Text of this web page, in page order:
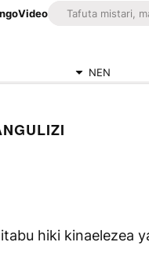
Video
NEN
hiki kinaelezea